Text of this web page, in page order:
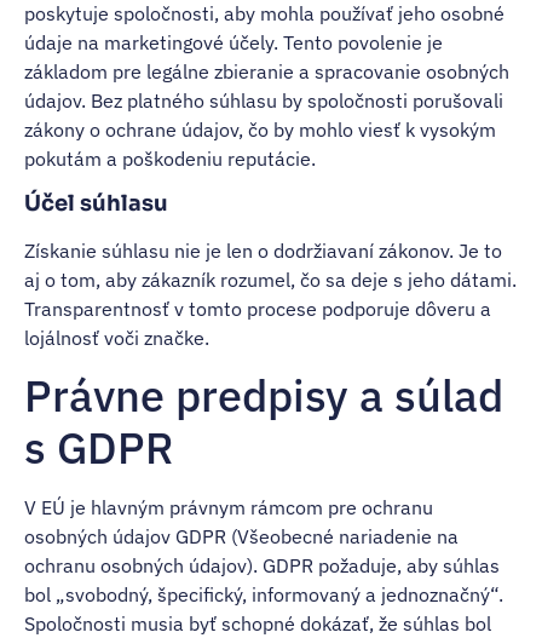
poskytuje spoločnosti, aby mohla používať jeho osobné
údaje na marketingové účely. Tento povolenie je
základom pre legálne zbieranie a spracovanie osobných
údajov. Bez platného súhlasu by spoločnosti porušovali
zákony o ochrane údajov, čo by mohlo viesť k vysokým
pokutám a poškodeniu reputácie.
Účel súhlasu
Získanie súhlasu nie je len o dodržiavaní zákonov. Je to
aj o tom, aby zákazník rozumel, čo sa deje s jeho dátami.
Transparentnosť v tomto procese podporuje dôveru a
lojálnosť voči značke.
Právne predpisy a súlad
s GDPR
V EÚ je hlavným právnym rámcom pre ochranu
osobných údajov GDPR (Všeobecné nariadenie na
ochranu osobných údajov). GDPR požaduje, aby súhlas
bol „svobodný, špecifický, informovaný a jednoznačný“.
Spoločnosti musia byť schopné dokázať, že súhlas bol